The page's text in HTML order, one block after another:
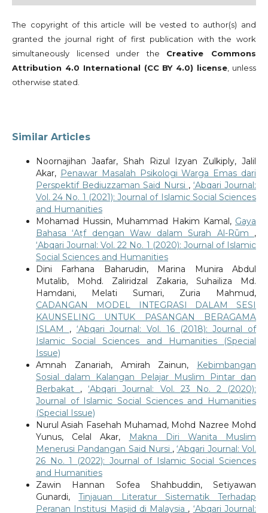
The copyright of this article will be vested to author(s) and
granted the journal right of first publication with the work
simultaneously licensed under the Creative Commons
Attribution 4.0 International (CC BY 4.0) license, unless
otherwise stated.
Similar Articles
Noornajihan Jaafar, Shah Rizul Izyan Zulkiply, Jalil
Akar, Penawar Masalah Psikologi Warga Emas dari
Perspektif Bediuzzaman Said Nursi , ‘Abqari Journal:
Vol. 24 No. 1 (2021): Journal of Islamic Social Sciences
and Humanities
Mohamad Hussin, Muhammad Hakim Kamal, Gaya
Bahasa ‘Aṭf dengan Waw dalam Surah Al-Rūm ,
‘Abqari Journal: Vol. 22 No. 1 (2020): Journal of Islamic
Social Sciences and Humanities
Dini Farhana Baharudin, Marina Munira Abdul
Mutalib, Mohd. Zaliridzal Zakaria, Suhailiza Md.
Hamdani, Melati Sumari, Zuria Mahmud,
CADANGAN MODEL INTEGRASI DALAM SESI
KAUNSELING UNTUK PASANGAN BERAGAMA
ISLAM , ‘Abqari Journal: Vol. 16 (2018): Journal of
Islamic Social Sciences and Humanities (Special
Issue)
Amnah Zanariah, Amirah Zainun,
Kebimbangan
Sosial dalam Kalangan Pelajar Muslim Pintar dan
Berbakat ,‘Abqari Journal: Vol. 23 No. 2 (2020):
Journal of Islamic Social Sciences and Humanities
(Special Issue)
Nurul Asiah Fasehah Muhamad, Mohd Nazree Mohd
Yunus, Celal Akar,
Makna Diri Wanita Muslim
Menerusi Pandangan Said Nursi ,‘Abqari Journal: Vol.
26 No. 1 (2022): Journal of Islamic Social Sciences
and Humanities
Zawin Hannan Sofea Shahbuddin, Setiyawan
Gunardi,Tinjauan Literatur Sistematik Terhadap
Peranan Institusi Masjid di Malaysia , ‘Abqari Journal: